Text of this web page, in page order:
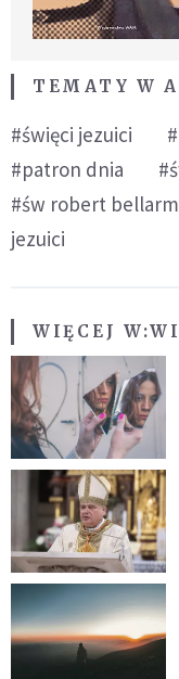
TEMATY W
#święci jezuici
#patron dnia
#św robert
jezuici
WIĘCEJ W: